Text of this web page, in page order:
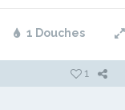
1 Douches
1